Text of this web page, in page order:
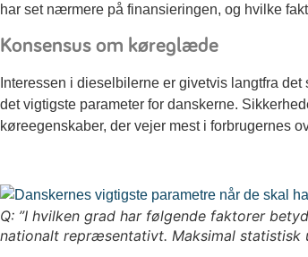
har set nærmere på finansieringen, og hvilke
Konsensus om køreglæde
Interessen i dieselbilerne er givetvis langtfra
det vigtigste parameter for danskerne.
køreegenskaber, der vejer mest i forbrugernes
Q: ”I hvilken grad har følgende faktorer
nationalt repræsentativt. Maksimal statistisk